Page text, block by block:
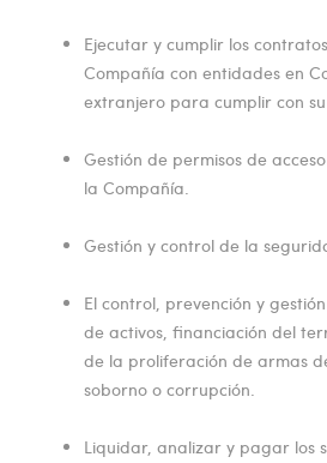
Ejecutar y cumplir los
Compañía con entidades en
extranjero para cumplir con
Gestión de permisos de
la Compañía.
Gestión y control de la
El control, prevención y
de activos, financiación del
de la proliferación de armas
soborno o corrupción.
Liquidar, analizar y pagar los